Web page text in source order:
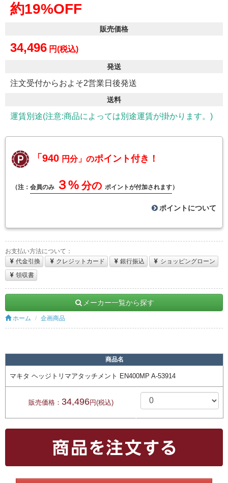
約19%OFF
販売価格
34,496 円(税込)
発送
注文受付からおよそ2営業日後発送
送料
運賃別途(注意:商品によっては別途運賃が掛かります。)
「940 円分」のポイント付き！
（注： 会員のみ ３% 分の ポイントが付加されます）
ポイントについて
お支払い方法について：
代金引換
クレジットカード 銀行振込
ショッピングローン
領収書
メーカー一覧から探す
ホーム 企画商品
商品名
マキタ ヘッジトリマアタッチメント EN400MP A-53914
販売価格： 34,496円(税込)